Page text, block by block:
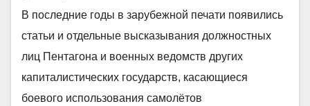
В последние годы в зарубежной печати появились
статьи и отдельные высказывания должностных
лиц Пентагона и военных ведомств других
капиталистических государств, касающиеся
боевого использования самолётов